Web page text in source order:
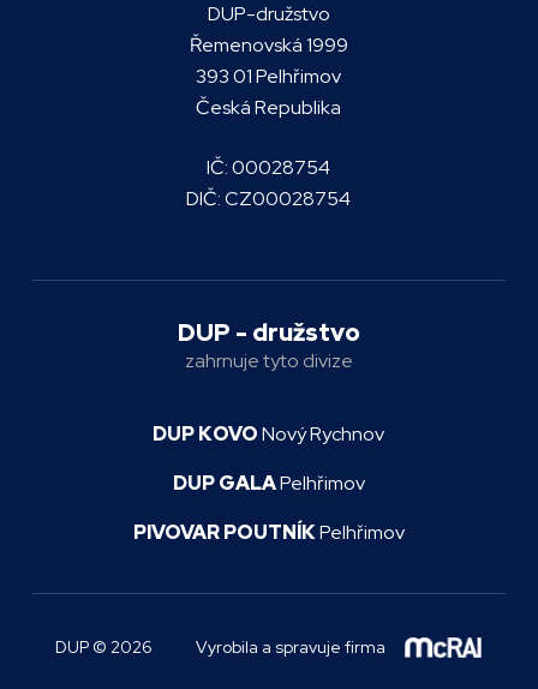
DUP-družstvo
Řemenovská 1999
393 01 Pelhřimov
Česká Republika
IČ: 00028754
DIČ: CZ00028754
DUP - družstvo
zahrnuje tyto divize
DUP KOVONový Rychnov
DUP GALAPelhřimov
PIVOVAR POUTNÍKPelhřimov
DUP © 2026 Vyrobila a spravuje firma